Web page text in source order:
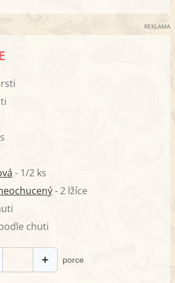
REKLAMA
- 1/2 ks
- 2 lžíce
chuti
+ porce